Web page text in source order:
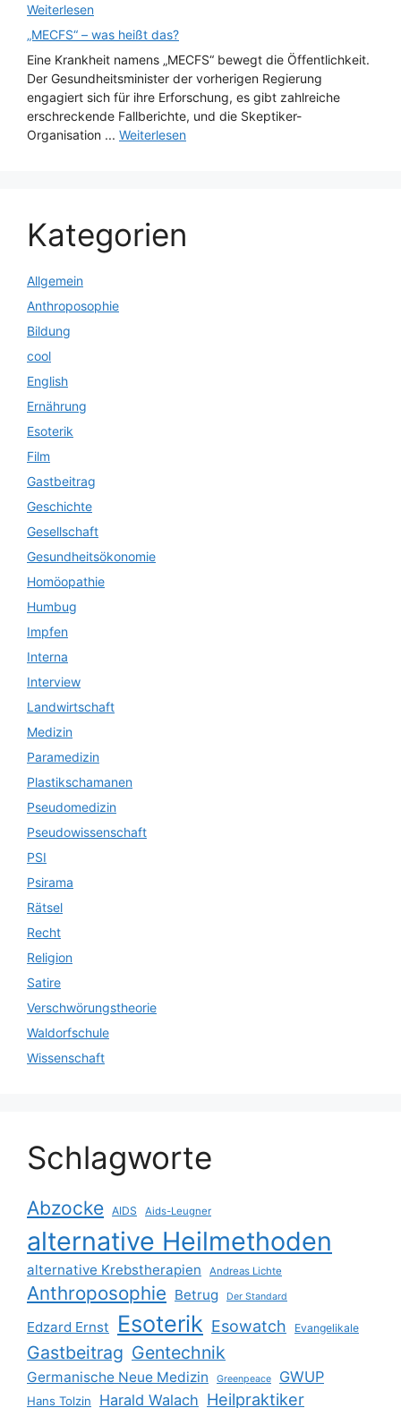
Weiterlesen
„MECFS“ – was heißt das?
Eine Krankheit namens „MECFS“ bewegt die Öffentlichkeit.
Der Gesundheitsminister der vorherigen Regierung
engagiert sich für ihre Erforschung, es gibt zahlreiche
erschreckende Fallberichte, und die Skeptiker-
Organisation ... Weiterlesen
Kategorien
Allgemein
Anthroposophie
Bildung
cool
English
Ernährung
Esoterik
Film
Gastbeitrag
Geschichte
Gesellschaft
Gesundheitsökonomie
Homöopathie
Humbug
Impfen
Interna
Interview
Landwirtschaft
Medizin
Paramedizin
Plastikschamanen
Pseudomedizin
Pseudowissenschaft
PSI
Psirama
Rätsel
Recht
Religion
Satire
Verschwörungstheorie
Waldorfschule
Wissenschaft
Schlagworte
Abzocke AIDS Aids-Leugner
alternative Heilmethoden
alternative Krebstherapien Andreas Lichte
Anthroposophie Betrug Der Standard
Edzard Ernst Esoterik Esowatch Evangelikale
Gastbeitrag Gentechnik
Germanische Neue Medizin Greenpeace GWUP
Hans Tolzin Harald Walach Heilpraktiker